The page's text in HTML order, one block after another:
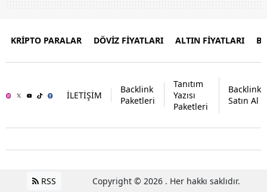
KRİPTO PARALAR DÖVİZ FİYATLARI ALTIN FİYATLARI
İLETİŞİM
Backlink
Paketleri
Tanıtım
Yazısı
Paketleri
Backlink
Satın Al
RSS Copyright © 2026 . Her hakkı saklıdır.